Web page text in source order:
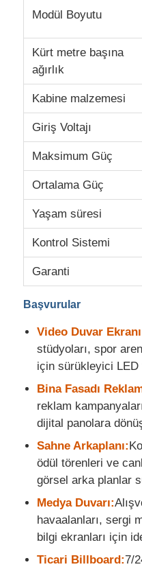
Modül Boyutu
Kürt metre başına
ağırlık
Kabine malzemesi
Giriş Voltajı
Maksimum Güç
Ortalama Güç
Yaşam süresi
Kontrol Sistemi
Garanti
Başvurular
Video Duvar
stüdyoları, spor
için sürükleyici LED
Bina Fasadı
reklam
dijital panolara
Sahne Arkaplanı:
ödül törenleri ve
görsel arka planlar
Medya Duvarı:
havaalanları, sergi
bilgi ekranları için
Ticari Billboard:7/